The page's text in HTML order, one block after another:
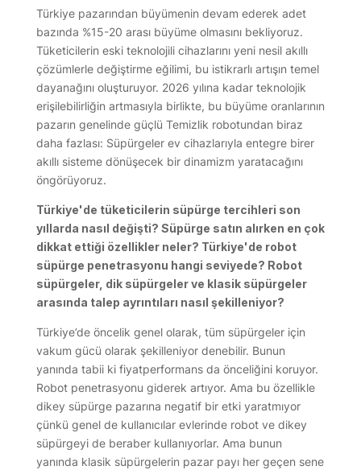
Türkiye pazarından büyümenin devam ederek adet
bazında %15-20 arası büyüme olmasını bekliyoruz.
Tüketicilerin eski teknolojili cihazlarını yeni nesil akıllı
çözümlerle değiştirme eğilimi, bu istikrarlı artışın temel
dayanağını oluşturuyor. 2026 yılına kadar teknolojik
erişilebilirliğin artmasıyla birlikte, bu büyüme oranlarının
pazarın genelinde güçlü Temizlik robotundan biraz
daha fazlası: Süpürgeler ev cihazlarıyla entegre birer
akıllı sisteme dönüşecek bir dinamizm yaratacağını
öngörüyoruz.
Türkiye'de tüketicilerin süpürge tercihleri son
yıllarda nasıl değişti? Süpürge satın alırken en çok
dikkat ettiği özellikler neler? Türkiye'de robot
süpürge penetrasyonu hangi seviyede? Robot
süpürgeler, dik süpürgeler ve klasik süpürgeler
arasında talep ayrıntıları nasıl şekilleniyor?
Türkiye’de öncelik genel olarak, tüm süpürgeler için
vakum gücü olarak şekilleniyor denebilir. Bunun
yanında tabii ki fiyatperformans da önceliğini koruyor.
Robot penetrasyonu giderek artıyor. Ama bu özellikle
dikey süpürge pazarına negatif bir etki yaratmıyor
çünkü genel de kullanıcılar evlerinde robot ve dikey
süpürgeyi de beraber kullanıyorlar. Ama bunun
yanında klasik süpürgelerin pazar payı her geçen sene